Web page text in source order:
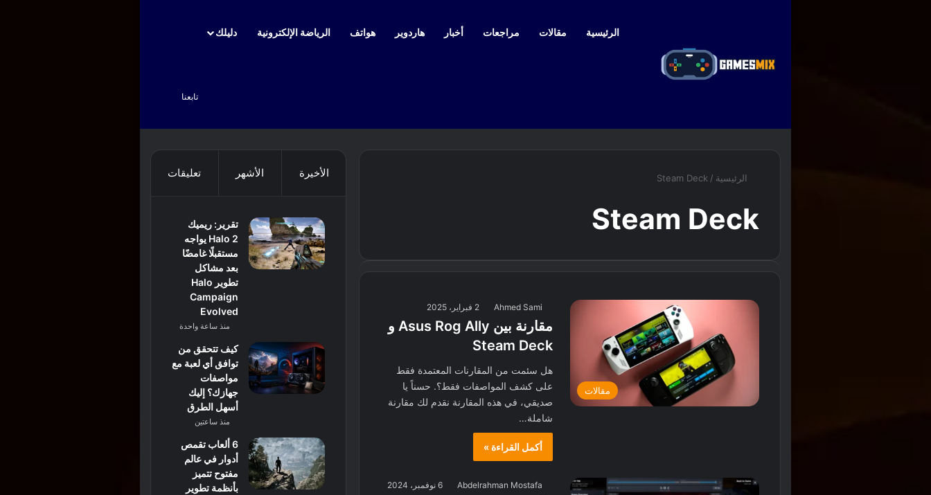
الرئيسية مقالات مراجعات أخبار هاردوير هواتف الرياضة الإلكترونية دليلك
تابعنا
الرئيسية /
Steam Deck
Steam Deck
مقالات
Ahmed Sami 2 فبراير، 2025
مقارنة بين Asus Rog Ally و
Steam Deck
هل سئمت من المقارنات المعتمدة فقط
على كشف المواصفات فقط؟. حسناً يا
صديقي، في هذه المقارنة نقدم لك مقارنة
شاملة…
أكمل القراءة »
Abdelrahman Mostafa 6 نوفمبر، 2024
الأخيرة الأشهر تعليقات
تقرير: ريميك
Halo 2 يواجه
مستقبلًا غامضًا
بعد مشاكل
تطوير Halo
Campaign
Evolved
منذ ساعة واحدة
كيف تتحقق من
توافق أي لعبة مع
مواصفات
جهازك؟ إليك
أسهل الطرق
منذ ساعتين
6 ألعاب تقمص
أدوار في عالم
مفتوح تتميز
بأنظمة تطوير